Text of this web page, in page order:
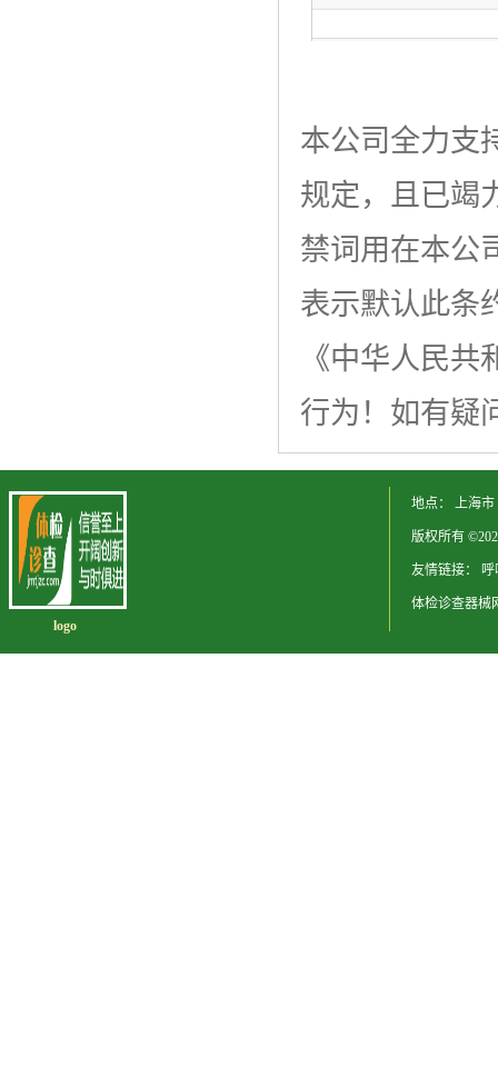
本公司全力支
规定，且已竭
禁词用在本公
表示默认此条
《中华人民
行为！如有疑
logo
地点： 上海市
版权所有
友情链接： 呼
体检诊查器械